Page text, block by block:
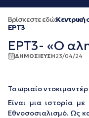
Βρίσκεστε εδώ:Κεντρική
EΡΤ3
ΕΡΤ3- «Ο
ΔΗΜΟΣΙΕΥΣΗ23/04/24
Το ωριαίο ντοκιμαντέρ
Είναι μια ιστορία
Εθνοσοσιαλισμό. Ως